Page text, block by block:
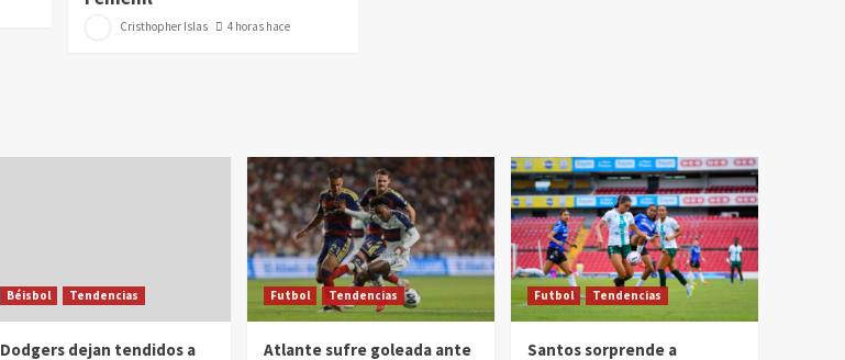
Cristhopher Islas 4 horas hace
Béisbol Tendencias
Dodgers dejan tendidos a
Futbol Tendencias
Atlante sufre goleada ante
Futbol Tendencias
Santos sorprende a